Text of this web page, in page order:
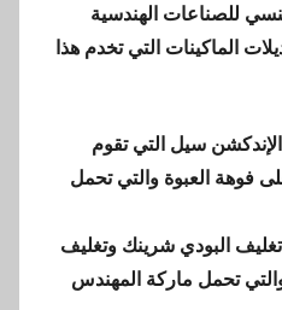
للصناعات الهندسية
الماكينات التي تخدم هذا
سيل التي تقوم
فوهة العبوة والتي تحمل
البودي شرينك وتغليف
تحمل ماركة المهندس